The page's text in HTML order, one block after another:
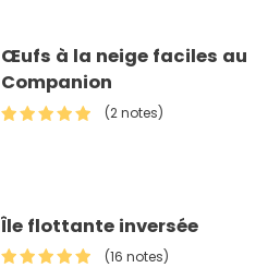
Œufs à la neige faciles au
Companion
(2 notes)
Île flottante inversée
(16 notes)